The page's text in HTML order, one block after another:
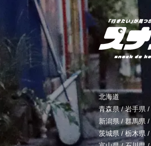
北海道
青森県/岩手県 /
新潟県 / 群馬県 /
茨城県 / 栃木県 /